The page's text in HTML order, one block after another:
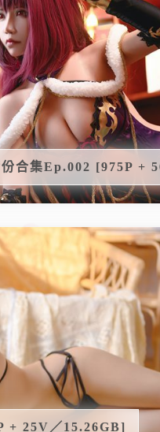
合集Ep.002 [975P +
+ 25V／15.26GB]